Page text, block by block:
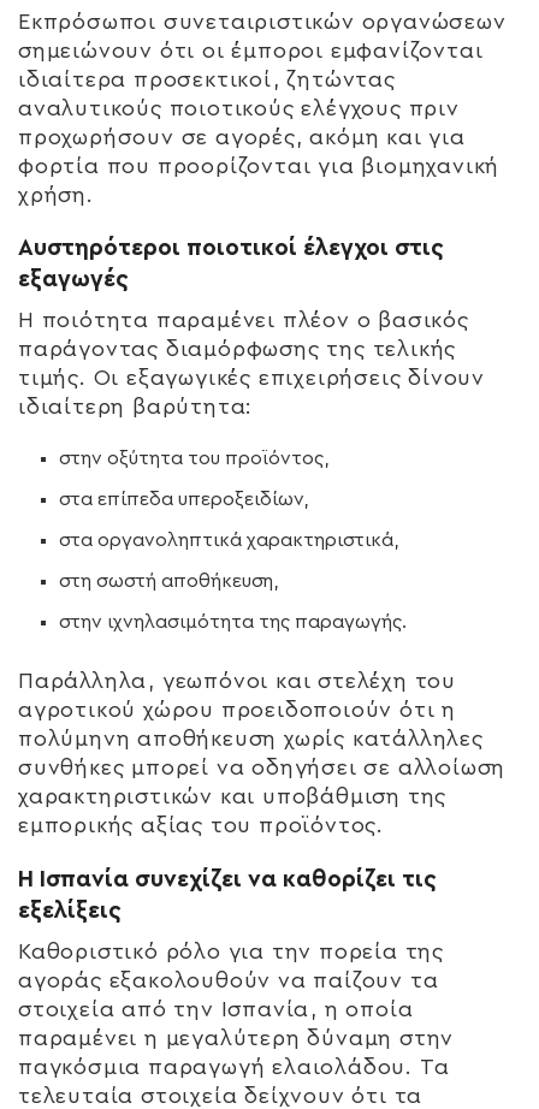
Εκπρόσωποι συνεταιριστικών οργανώσεων
σημειώνουν ότι οι έμποροι εμφανίζονται
ιδιαίτερα προσεκτικοί, ζητώντας
αναλυτικούς ποιοτικούς ελέγχους πριν
προχωρήσουν σε αγορές, ακόμη και για
φορτία που προορίζονται για βιομηχανική
χρήση.
Αυστηρότεροι ποιοτικοί έλεγχοι στις
εξαγωγές
Η ποιότητα παραμένει πλέον ο βασικός
παράγοντας διαμόρφωσης της τελικής
τιμής. Οι εξαγωγικές επιχειρήσεις δίνουν
ιδιαίτερη βαρύτητα:
στην οξύτητα του προϊόντος,
στα επίπεδα υπεροξειδίων,
στα οργανοληπτικά χαρακτηριστικά,
στη σωστή αποθήκευση,
στην ιχνηλασιμότητα της παραγωγής.
Παράλληλα, γεωπόνοι και στελέχη του
αγροτικού χώρου προειδοποιούν ότι η
πολύμηνη αποθήκευση χωρίς κατάλληλες
συνθήκες μπορεί να οδηγήσει σε αλλοίωση
χαρακτηριστικών και υποβάθμιση της
εμπορικής αξίας του προϊόντος.
Η Ισπανία συνεχίζει να καθορίζει τις
εξελίξεις
Καθοριστικό ρόλο για την πορεία της
αγοράς εξακολουθούν να παίζουν τα
στοιχεία από την Ισπανία, η οποία
παραμένει η μεγαλύτερη δύναμη στην
παγκόσμια παραγωγή ελαιολάδου. Τα
τελευταία στοιχεία δείχνουν ότι τα